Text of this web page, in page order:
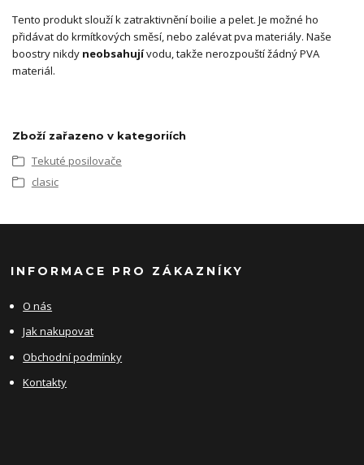
Tento produkt slouží k zatraktivnění boilie a pelet. Je možné ho
přidávat do krmítkových směsí, nebo zalévat pva materiály. Naše
boostry nikdy neobsahujívodu, takže nerozpouští žádný PVA
materiál.
Zboží zařazeno v kategoriích
Tekuté posilovače
clasic
INFORMACE PRO ZÁKAZNÍKY
O nás
Jak nakupovat
Obchodní podmínky
Kontakty